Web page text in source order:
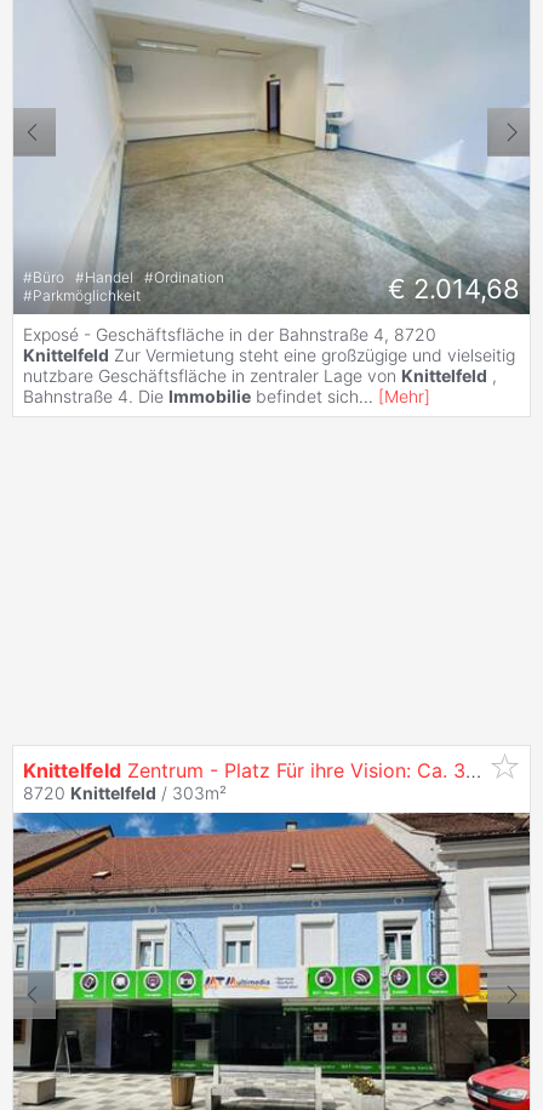
#Büro #Handel #Ordination
#Parkmöglichkeit € 2.014,68
Exposé - Geschäftsfläche in der Bahnstraße 4, 8720
Knittelfeld Zur Vermietung steht eine großzügige und vielseitig
nutzbare Geschäftsfläche in zentraler Lage von Knittelfeld ,
Bahnstraße 4. Die Immobilie befindet sich... [Mehr]
Knittelfeld Zentrum - Platz Für ihre Vision: Ca. 303M2 Geschäftsflächen Plus Ca. 250M2 Garten auf 3 Ebenen
8720 Knittelfeld / 303m²